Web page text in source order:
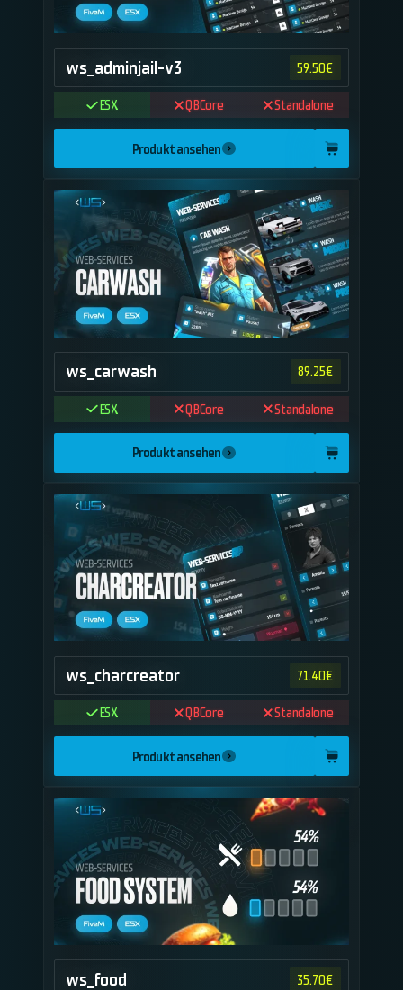
ws_adminjail-v3 59.50€
ESX QBCore Standalone
Produkt ansehen
ws_carwash 89.25€
ESX QBCore Standalone
Produkt ansehen
ws_charcreator 71.40€
ESX QBCore Standalone
Produkt ansehen
ws_food 35.70€